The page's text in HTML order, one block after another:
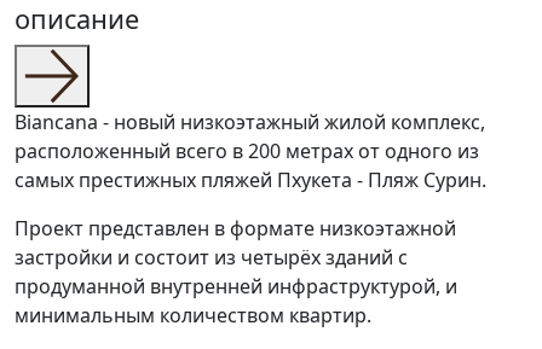
описание
Biancana - новый низкоэтажный жилой комплекс,
расположенный всего в 200 метрах от одного из
самых престижных пляжей Пхукета - Пляж Сурин.
Проект представлен в формате низкоэтажной
застройки и состоит из четырёх зданий с
продуманной внутренней инфраструктурой, и
минимальным количеством квартир.